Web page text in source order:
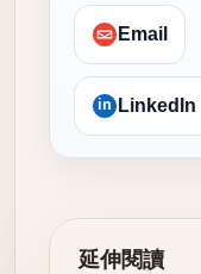
Email
in LinkedIn
延伸閱讀